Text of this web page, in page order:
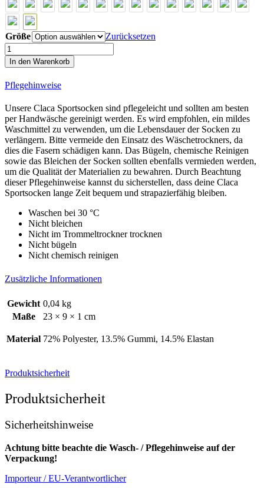
Größe
Zurücksetzen
Zone
2
Classic
Cycling
Menge
In den Warenkorb
Pflegehinweise
Unsere Claca Sportsocken sind pflegeleicht und sollten am besten
per Handwäsche gereinigt werden. Es wird empfohlen, ein mildes
Waschmittel zu verwenden, um die Lebensdauer der Socken zu
verlängern. Bitte vermeide den Einsatz des Wäschetrockners, da
dies die Fasern schädigen kann. Das Bügeln, chemische Reinigen
sowie das Bleichen der Socken sollten ebenfalls vermieden werden,
um die Qualität der Materialien zu bewahren. Durch Beachtung
dieser Pflegehinweise kannst du sicherstellen, dass deine Claca
Sportsocken lange Zeit bequem und strapazierfähig bleiben.
Waschen bei 30 °C
Nicht bleichen
Nicht im Trommeltrockner trocknen
Nicht bügeln
Nicht chemisch reinigen
Zusätzliche Informationen
Gewicht 0,04 kg
Maße
23 × 9 × 1 cm
Material 72% Polyester, 13.5% Gummi, 14.5% Elastan
Produktsicherheit
Produktsicherheit
Sicherheitshinweise
Achtung bitte beachte die Wasch- / Pflegehinweise auf der
Verpackung!
Importeur / EU-Verantwortlicher